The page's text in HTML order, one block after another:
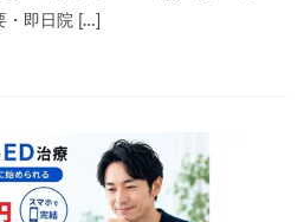
・即日院 […]